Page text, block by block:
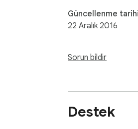
Güncellenme
22 Aralık 2016
Sorun bildir
Destek